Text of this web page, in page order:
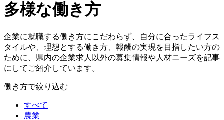
多様な働き方
企業に就職する働き方にこだわらず、自分に合ったライフス
タイルや、理想とする働き方、報酬の実現を目指したい方の
ために、県内の企業求人以外の募集情報や人材ニーズを記事
にしてご紹介しています。
働き方で絞り込む
すべて
農業